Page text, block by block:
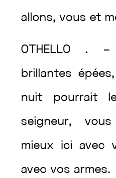
allons,vous et
OTHELLO .
brillantes épées,
nuit pourrait
seigneur,
mieux ici avec
avecvos armes.